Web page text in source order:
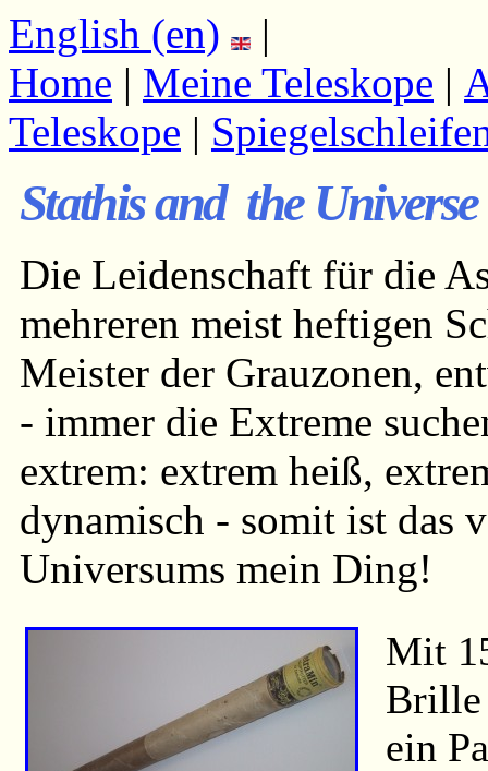
English (en)
|
Home | Meine Teleskope |
Teleskope |
Stathis and the Universe
Die Leidenschaft für die
mehreren meist heftigen
Meister der Grauzonen,
- immer die Extreme
extrem: extrem heiß,
dynamisch - somit ist das
Universums mein Ding!
Mit
Brille
ein